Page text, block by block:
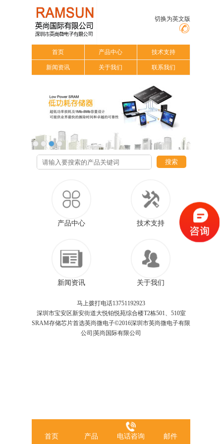
切换为英文版
首页 产品中心 技术支持
新闻资讯 关于我们 联系我们
搜索
产品中心 技术支持
新闻资讯 关于我们
马上拨打电话13751192923
深圳市宝安区新安街道大悦铂悦苑综合楼T2栋501、510室
SRAM存储芯片首选英尚微电子©2016深圳市英尚微电子有限
公司|英尚国际有限公司
首页 产品 电话咨询 邮件